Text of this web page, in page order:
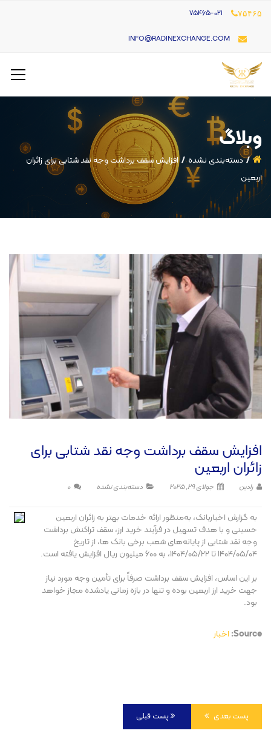
۷۵۴۶۵
INFO@RADINEXCHANGE.COM
وبلاگ
دسته‌بندی نشده
افزایش سقف برداشت وجه نقد شتابی برای زائران
اربعین
افزایش سقف برداشت وجه نقد شتابی برای
زائران اربعین
رادین جولای 29, 2025 دسته‌بندی نشده 0
به گزارش اخباربانک، به‌منظور ارائه خدمات بهتر به زائران اربعین
حسینی و با هدف تسهیل در فرآیند خرید ارز، سقف تراکنش برداشت
وجه نقد شتابی از پایانه‌های شعب برخی بانک ها، از تاریخ
۱۴۰۴/۰۵/۰۴ تا ۱۴۰۴/۰۵/۲۲، به ۶۰۰ میلیون ریال افزایش یافته است.
بر این اساس، افزایش سقف برداشت صرفاً برای تأمین وجه مورد نیاز
جهت خرید ارز اربعین بوده و تنها در بازه زمانی یادشده مجاز خواهد
بود.
Source: اخبار
پست قبلی پست بعدی